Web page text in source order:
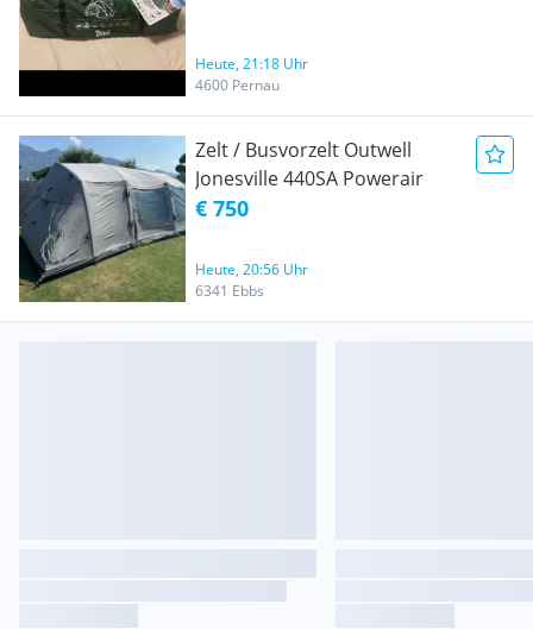
Heute, 21:18 Uhr
4600 Pernau
Zelt / Busvorzelt Outwell
Jonesville 440SA Powerair
€ 750
Heute, 20:56 Uhr
6341 Ebbs